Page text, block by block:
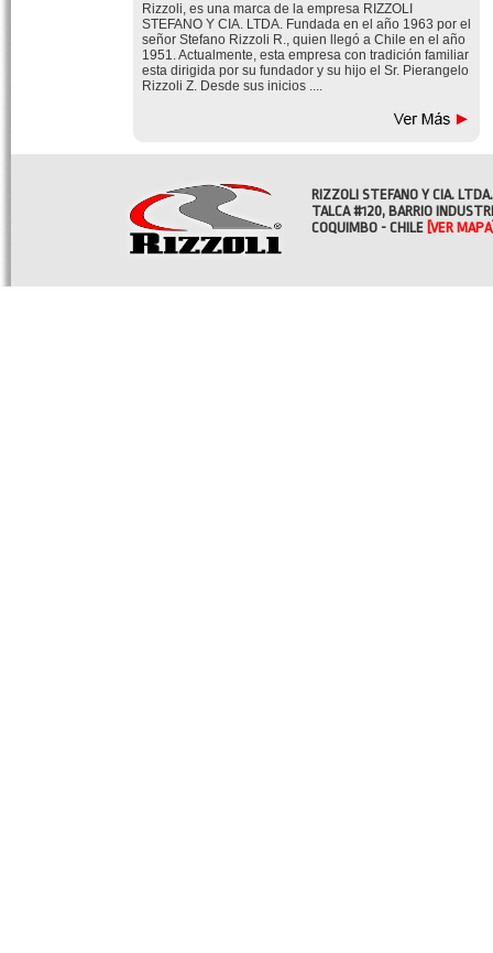
Rizzoli, es una marca de la empresa RIZZOLI
STEFANO Y CIA. LTDA. Fundada en el año 1963 por el
señor Stefano Rizzoli R., quien llegó a Chile en el año
1951. Actualmente, esta empresa con tradición familiar
esta dirigida por su fundador y su hijo el Sr. Pierangelo
Rizzoli Z. Desde sus inicios ....
RIZZOLI STEFANO Y CIA. LTDA.
TALCA #120, BARRIO
COQUIMBO - CHILE [VER